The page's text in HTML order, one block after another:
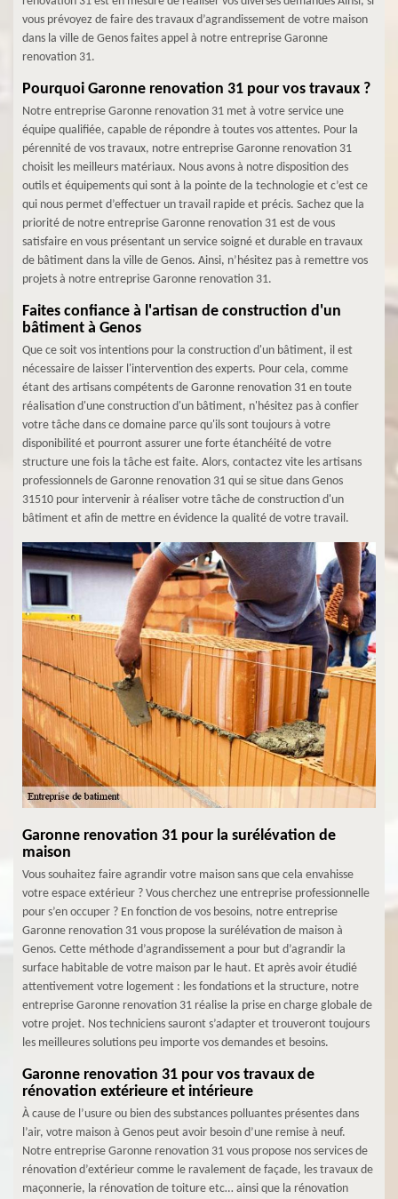
vous prévoyez de faire des travaux d’agrandissement de votre maison
dans la ville de Genos faites appel à notre entreprise Garonne
renovation 31.
Pourquoi Garonne renovation 31 pour vos travaux ?
Notre entreprise Garonne renovation 31 met à votre service une
équipe qualifiée, capable de répondre à toutes vos attentes. Pour la
pérennité de vos travaux, notre entreprise Garonne renovation 31
choisit les meilleurs matériaux. Nous avons à notre disposition des
outils et équipements qui sont à la pointe de la technologie et c’est ce
qui nous permet d’effectuer un travail rapide et précis. Sachez que la
priorité de notre entreprise Garonne renovation 31 est de vous
satisfaire en vous présentant un service soigné et durable en travaux
de bâtiment dans la ville de Genos. Ainsi, n’hésitez pas à remettre vos
projets à notre entreprise Garonne renovation 31.
Faites confiance à l'artisan de construction d'un
bâtiment à Genos
Que ce soit vos intentions pour la construction d'un bâtiment, il est
nécessaire de laisser l'intervention des experts. Pour cela, comme
étant des artisans compétents de Garonne renovation 31 en toute
réalisation d'une construction d'un bâtiment, n'hésitez pas à confier
votre tâche dans ce domaine parce qu'ils sont toujours à votre
disponibilité et pourront assurer une forte étanchéité de votre
structure une fois la tâche est faite. Alors, contactez vite les artisans
professionnels de Garonne renovation 31 qui se situe dans Genos
31510 pour intervenir à réaliser votre tâche de construction d'un
bâtiment et afin de mettre en évidence la qualité de votre travail.
Garonne renovation 31 pour la surélévation de
maison
Vous souhaitez faire agrandir votre maison sans que cela envahisse
votre espace extérieur ? Vous cherchez une entreprise professionnelle
pour s’en occuper ? En fonction de vos besoins, notre entreprise
Garonne renovation 31 vous propose la surélévation de maison à
Genos. Cette méthode d’agrandissement a pour but d’agrandir la
surface habitable de votre maison par le haut. Et après avoir étudié
attentivement votre logement : les fondations et la structure, notre
entreprise Garonne renovation 31 réalise la prise en charge globale de
votre projet. Nos techniciens sauront s’adapter et trouveront toujours
les meilleures solutions peu importe vos demandes et besoins.
Garonne renovation 31 pour vos travaux de
rénovation extérieure et intérieure
À cause de l’usure ou bien des substances polluantes présentes dans
l’air, votre maison à Genos peut avoir besoin d’une remise à neuf.
Notre entreprise Garonne renovation 31 vous propose nos services de
rénovation d’extérieur comme le ravalement de façade, les travaux de
maçonnerie, la rénovation de toiture etc… ainsi que la rénovation